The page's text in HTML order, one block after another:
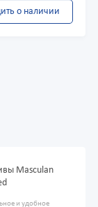
о наличии
Masculan
и удобное